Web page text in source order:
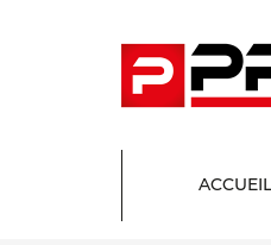
ACCUEIL